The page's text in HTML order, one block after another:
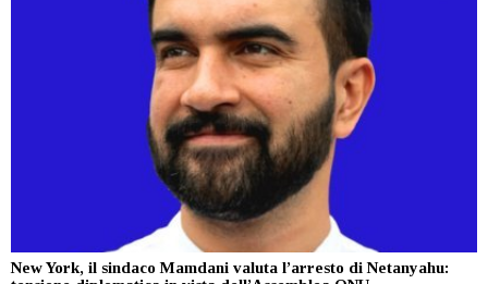
New York, il sindaco Mamdani valuta l’arresto di Netanyahu: